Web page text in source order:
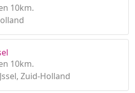
10km.
10km.
Zuid-Holland